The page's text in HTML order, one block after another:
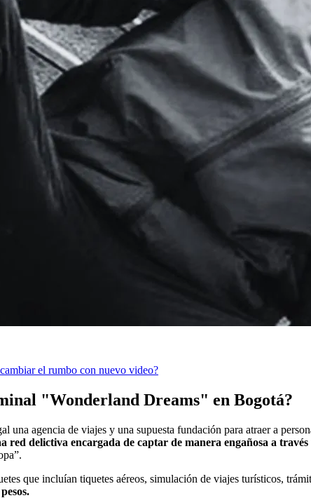
el rumbo con nuevo video?
"Wonderland Dreams" en Bogotá?
una agencia de viajes y una supuesta fundación para atraer a
red delictiva encargada de captar de manera engañosa a través
que incluían tiquetes aéreos, simulación de viajes turísticos,